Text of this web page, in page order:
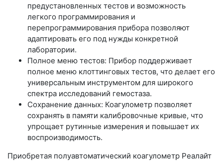
предустановленных тестов и возможность
легкого программирования и
перепрограммирования прибора позволяют
адаптировать его под нужды конкретной
лаборатории.
Полное меню тестов: Прибор поддерживает
полное меню клоттинговых тестов, что делает его
универсальным инструментом для широкого
спектра исследований гемостаза.
Сохранение данных: Коагулометр позволяет
сохранять в памяти калибровочные кривые, что
упрощает рутинные измерения и повышает их
воспроизводимость.
Приобретая полуавтоматический коагулометр Реалайт